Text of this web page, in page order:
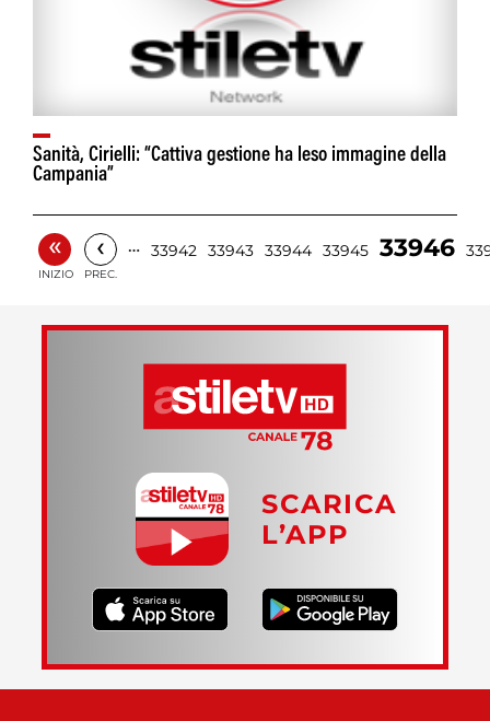
Sanità, Cirielli: “Cattiva gestione ha leso immagine della
Campania”
«
INIZIO
‹
PREC.
… 33942 33943 33944 33945 33946
SCARICA
L’APP